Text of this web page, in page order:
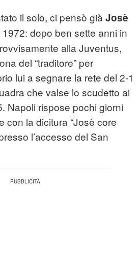
il solo, ci pensò già Josè
dopo ben sette anni in
alla Juventus,
del “traditore” per
lui a segnare la rete del 2-1
che valse lo scudetto ai
Napoli rispose pochi giorni
con la dicitura “Josè core
l’accesso del San